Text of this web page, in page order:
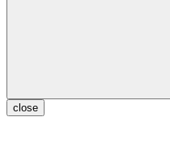
close